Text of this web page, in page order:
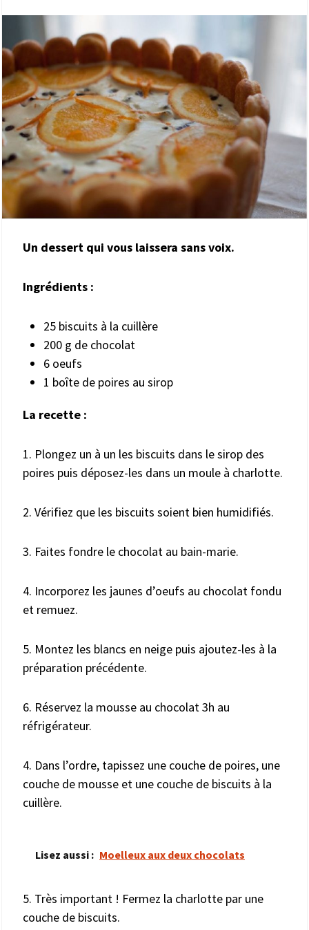
Un dessert qui vous laissera sans voix.
Ingrédients :
25 biscuits à la cuillère
200 g de chocolat
6 oeufs
1 boîte de poires au sirop
La recette :
1. Plongez un à un les biscuits dans le sirop des
poires puis déposez-les dans un moule à charlotte.
2. Vérifiez que les biscuits soient bien humidifiés.
3. Faites fondre le chocolat au bain-marie.
4. Incorporez les jaunes d’oeufs au chocolat fondu
et remuez.
5. Montez les blancs en neige puis ajoutez-les à la
préparation précédente.
6. Réservez la mousse au chocolat 3h au
réfrigérateur.
4. Dans l’ordre, tapissez une couche de poires, une
couche de mousse et une couche de biscuits à la
cuillère.
Lisez aussi : Moelleux aux deux chocolats
5. Très important ! Fermez la charlotte par une
couche de biscuits.